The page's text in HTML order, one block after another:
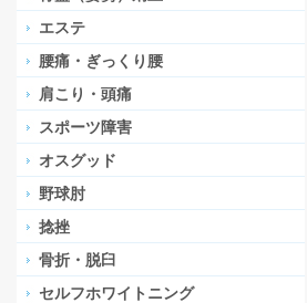
エステ
腰痛・ぎっくり腰
肩こり・頭痛
スポーツ障害
オスグッド
野球肘
捻挫
骨折・脱臼
セルフホワイトニング